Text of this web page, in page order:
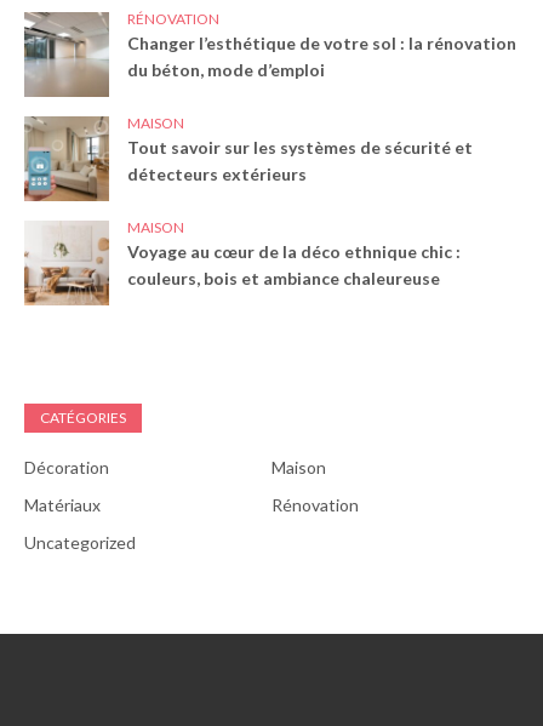
RÉNOVATION
Changer l’esthétique de votre sol : la rénovation
du béton, mode d’emploi
MAISON
Tout savoir sur les systèmes de sécurité et
détecteurs extérieurs
MAISON
Voyage au cœur de la déco ethnique chic :
couleurs, bois et ambiance chaleureuse
CATÉGORIES
Décoration
Maison
Matériaux
Rénovation
Uncategorized